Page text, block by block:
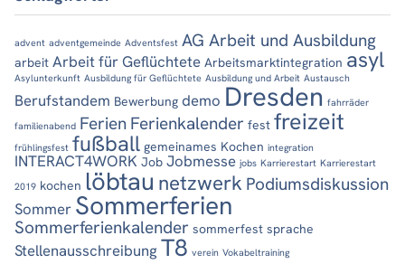
advent adventgemeinde Adventsfest AG Arbeit und Ausbildung
arbeit Arbeit für Geflüchtete Arbeitsmarktintegration asyl
Asylunterkunft Ausbildung für Geflüchtete Ausbildung und Arbeit Austausch
Berufstandem Bewerbung demo Dresden fahrräder
familienabend Ferien Ferienkalender fest freizeit
frühlingsfest fußball gemeinames Kochen integration
INTERACT4WORK Job Jobmesse jobs Karrierestart Karrierestart
2019 kochen löbtau netzwerk Podiumsdiskussion
Sommer Sommerferien
Sommerferienkalender sommerfest sprache
Stellenausschreibung T8 verein Vokabeltraining